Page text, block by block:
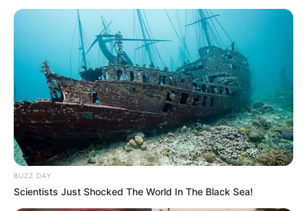
BUZZ DAY
Scientists Just Shocked The World In The Black Sea!